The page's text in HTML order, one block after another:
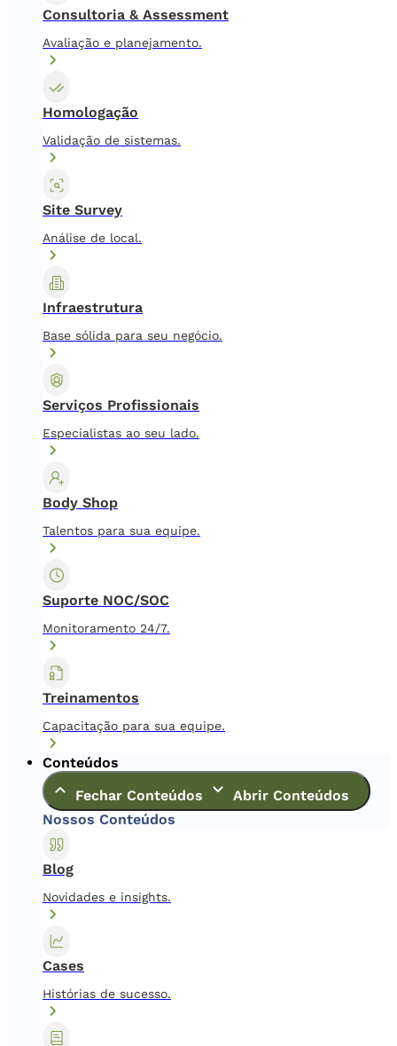
Consultoria & Assessment
Avaliação e planejamento.
Homologação
Validação de sistemas.
Site Survey
Análise de local.
Infraestrutura
Base sólida para seu negócio.
Serviços Profissionais
Especialistas ao seu lado.
Body Shop
Talentos para sua equipe.
Suporte NOC/SOC
Monitoramento 24/7.
Treinamentos
Capacitação para sua equipe.
Conteúdos
Fechar Conteúdos
Abrir Conteúdos
Nossos Conteúdos
Blog
Novidades e insights.
Cases
Histórias de sucesso.